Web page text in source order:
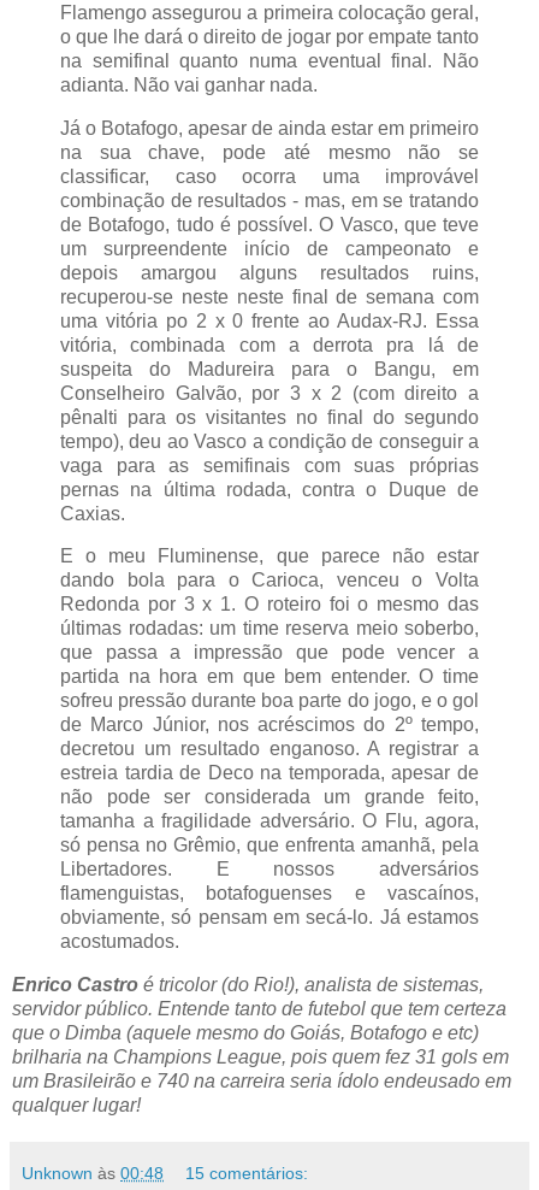
Flamengo assegurou a primeira colocação geral,
o que lhe dará o direito de jogar por empate tanto
na semifinal quanto numa eventual final. Não
adianta. Não vai ganhar nada.
Já o Botafogo, apesar de ainda estar em primeiro
na sua chave, pode até mesmo não se
classificar, caso ocorra uma improvável
combinação de resultados - mas, em se tratando
de Botafogo, tudo é possível. O Vasco, que teve
um surpreendente início de campeonato e
depois amargou alguns resultados ruins,
recuperou-se neste neste final de semana com
uma vitória po 2 x 0 frente ao Audax-RJ. Essa
vitória, combinada com a derrota pra lá de
suspeita do Madureira para o Bangu, em
Conselheiro Galvão, por 3 x 2 (com direito a
pênalti para os visitantes no final do segundo
tempo), deu ao Vasco a condição de conseguir a
vaga para as semifinais com suas próprias
pernas na última rodada, contra o Duque de
Caxias.
E o meu Fluminense, que parece não estar
dando bola para o Carioca, venceu o Volta
Redonda por 3 x 1. O roteiro foi o mesmo das
últimas rodadas: um time reserva meio soberbo,
que passa a impressão que pode vencer a
partida na hora em que bem entender. O time
sofreu pressão durante boa parte do jogo, e o gol
de Marco Júnior, nos acréscimos do 2º tempo,
decretou um resultado enganoso. A registrar a
estreia tardia de Deco na temporada, apesar de
não pode ser considerada um grande feito,
tamanha a fragilidade adversário. O Flu, agora,
só pensa no Grêmio, que enfrenta amanhã, pela
Libertadores. E nossos adversários
flamenguistas, botafoguenses e vascaínos,
obviamente, só pensam em secá-lo. Já estamos
acostumados.
Enrico Castro é tricolor (do Rio!), analista de sistemas,
servidor público. Entende tanto de futebol que tem certeza
que o Dimba (aquele mesmo do Goiás, Botafogo e etc)
brilharia na Champions League, pois quem fez 31 gols em
um Brasileirão e 740 na carreira seria ídolo endeusado em
qualquer lugar!
Unknown às 00:48 15 comentários: